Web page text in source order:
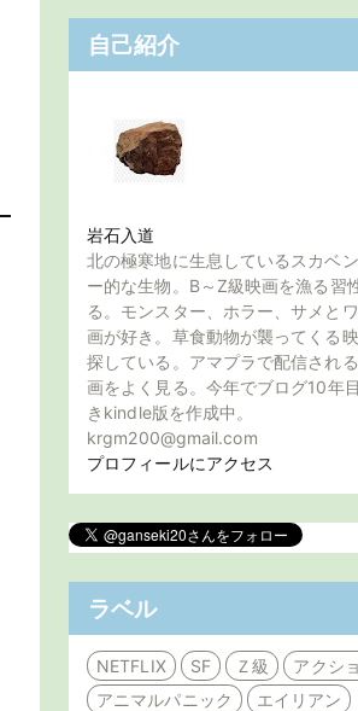
自己紹介
岩石入道
北の極寒地に生息しているスカベ
ー的な生物。B～Z級映画を漁る習
る。モンスター、ホラー、サメと
画が好き。草食動物が襲ってくる
探している。アマプラで配信され
画をよく見る。今年でブログ10年
きkindle版を作成中。
krgm200@gmail.com
プロフィールにアクセス
ラベル
NETFLIX SF Ｚ級
アクシ
アニマルパニック
エイリアン